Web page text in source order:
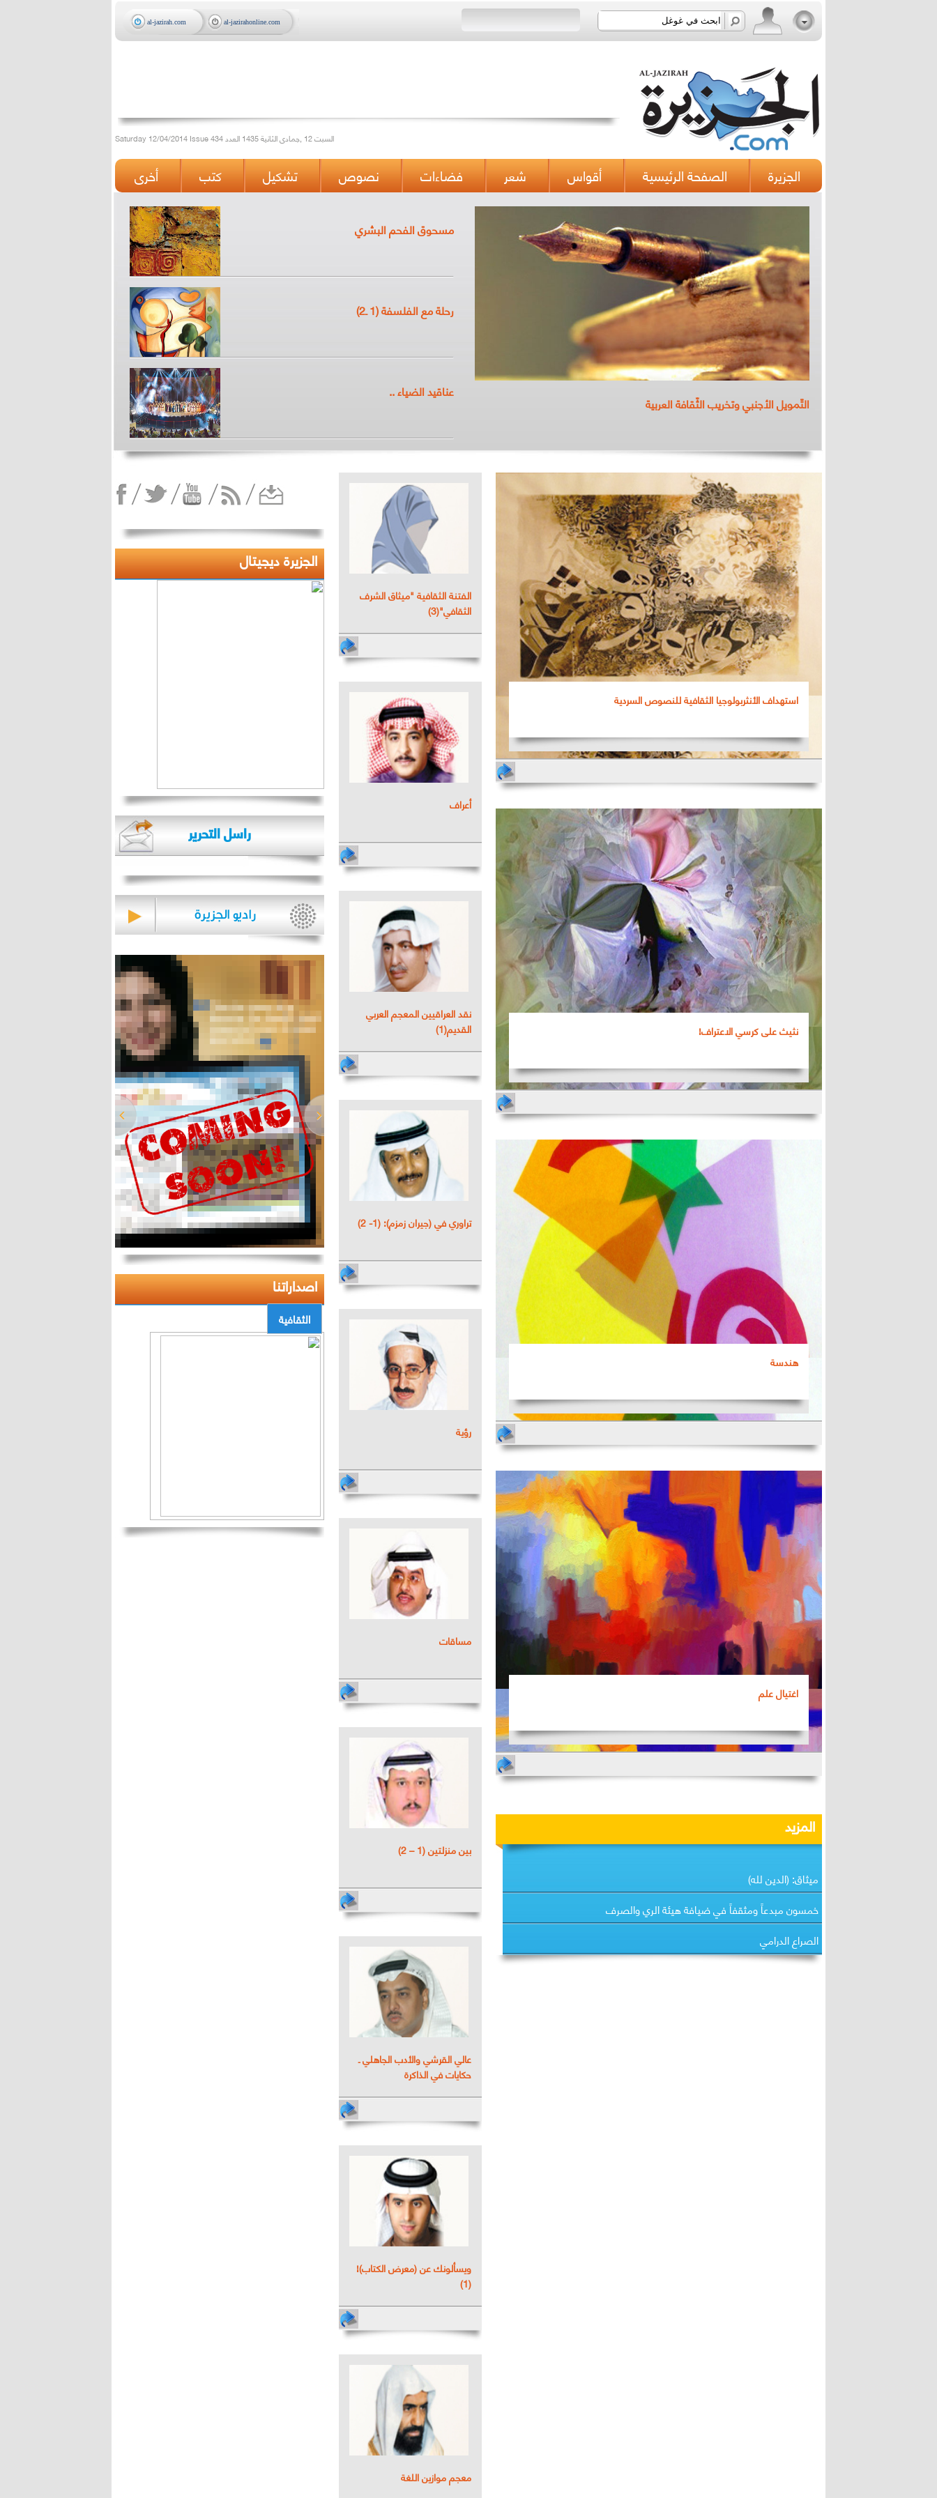
al-jazirah.com al-jazirahonline.com
Saturday 12/04/2014 Issue 434 السبت 12 ,جمادى الثانية 1435 العدد
الجزيرة الصفحة الرئيسية أقواس شعر فضاءات نصوص تشكيل كتب أخرى
التّمويل الأجنبي وتخريب الثّقافة العربية
مسحوق الفحم البشري
رحلة مع الفلسفة (1 ـ2)
عناقيد الضياء ..
استهداف الأنثربولوجيا الثقافية للنصوص السردية
نثيث على كرسي الاعتراف!
هندسة
اغتيال علم
المزيد
ميثاق: (الدين لله)
خمسون مبدعاً ومثقفاً في ضيافة هيئة الري والصرف
الصراع الدرامي
الفتنة الثقافية "ميثاق الشرف
الثقافي"(3)
أعراف
نقد العراقيين المعجم العربي
القديم(1)
تراوري في (جيران زمزم): (1- 2)
رؤية
مساقات
بين منزلتين (1 – 2)
عالي القرشي والأدب الجاهلي ـ
حكايات في الذاكرة
ويسألونك عن (معرض الكتاب)!
(1)
معجم موازين اللغة
الجزيرة ديجيتال
راسل التحرير
اصداراتنا
الثقافية